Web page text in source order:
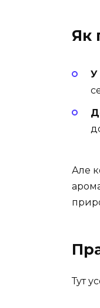
Як
У
Але
Тут